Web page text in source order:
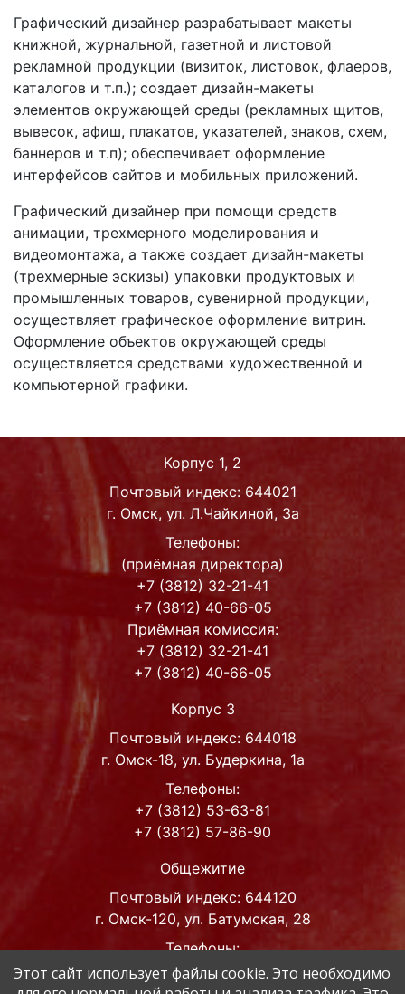
Графический дизайнер разрабатывает макеты
книжной, журнальной, газетной и листовой
рекламной продукции (визиток, листовок, флаеров,
каталогов и т.п.); создает дизайн-макеты
элементов окружающей среды (рекламных щитов,
вывесок, афиш, плакатов, указателей, знаков, схем,
баннеров и т.п); обеспечивает оформление
интерфейсов сайтов и мобильных приложений.
Графический дизайнер при помощи средств
анимации, трехмерного моделирования и
видеомонтажа, а также создает дизайн-макеты
(трехмерные эскизы) упаковки продуктовых и
промышленных товаров, сувенирной продукции,
осуществляет графическое оформление витрин.
Оформление объектов окружающей среды
осуществляется средствами художественной и
компьютерной графики.
Корпус 1, 2
Почтовый индекс: 644021
г. Омск, ул. Л.Чайкиной, 3а
Телефоны:
(приёмная директора)
+7 (3812) 32-21-41
+7 (3812) 40-66-05
Приёмная комиссия:
+7 (3812) 32-21-41
+7 (3812) 40-66-05
Корпус 3
Почтовый индекс: 644018
г. Омск-18, ул. Будеркина, 1а
Телефоны:
+7 (3812) 53-63-81
+7 (3812) 57-86-90
Общежитие
Почтовый индекс: 644120
г. Омск-120, ул. Батумская, 28
Телефоны:
+7 (3812) 42-63-93
Этот сайт использует файлы cookie. Это необходимо